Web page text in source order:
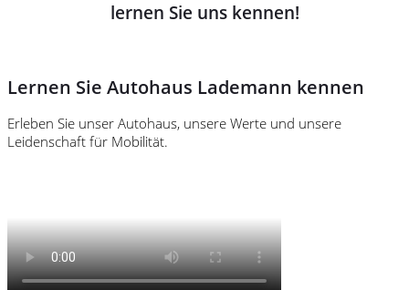
lernen Sie uns kennen!
Lernen Sie Autohaus Lademann kennen
Erleben Sie unser Autohaus, unsere Werte und unsere
Leidenschaft für Mobilität.